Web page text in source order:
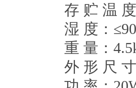
存 贮 温
湿 度：
重 量：
外 形 尺